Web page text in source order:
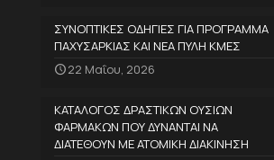
ΣΥΝΟΠΤΙΚΕΣ ΟΔΗΓΙΕΣ ΓΙΑ ΠΡΟΓΡΑΜΜΑ
ΠΑΧΥΣΑΡΚΙΑΣ ΚΑΙ ΝΕΑ ΠΥΛΗ ΚΜΕΣ
22 Μαΐου, 2026
ΚΑΤΑΛΟΓΟΣ ΔΡΑΣΤΙΚΩΝ ΟΥΣΙΩΝ
ΦΑΡΜΑΚΩΝ ΠΟΥ ΔΥΝΑΝΤΑΙ ΝΑ
ΔΙΑΤΕΘΟΥΝ ΜΕ ΑΤΟΜΙΚΗ ΔΙΑΚΙΝΗΣΗ